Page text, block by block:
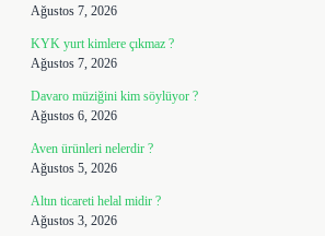
Ağustos 7, 2026
KYK yurt kimlere çıkmaz ?
Ağustos 7, 2026
Davaro müziğini kim söylüyor ?
Ağustos 6, 2026
Aven ürünleri nelerdir ?
Ağustos 5, 2026
Altın ticareti helal midir ?
Ağustos 3, 2026